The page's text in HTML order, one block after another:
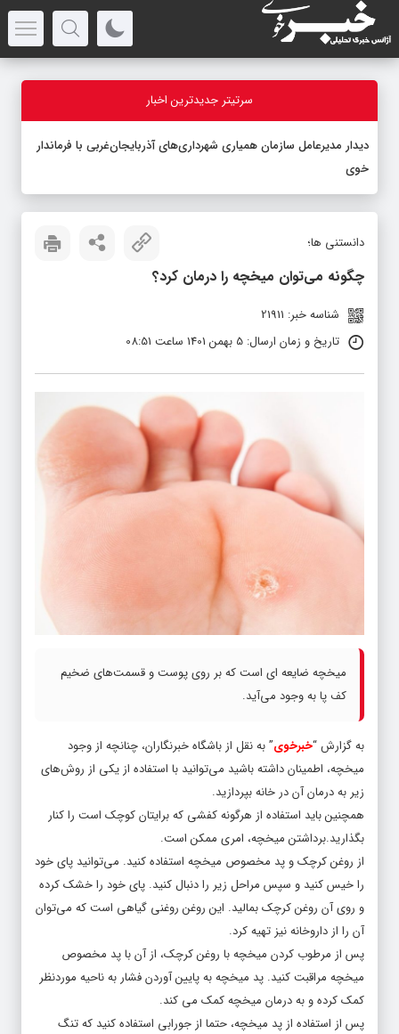
سرتیتر جدیدترین اخبار
دیدار مدیرعامل سازمان همیاری شهرداری‌های آذربایجان‌غربی با فرماندار
خوی
دانستنی ها؛
چگونه می‌توان میخچه را درمان کرد؟
شناسه خبر: 21911
تاریخ و زمان ارسال: 5 بهمن 1401 ساعت 08:51
میخچه ضایعه ای است که بر روی پوست و قسمت‌های ضخیم
کف پا به وجود می‌آید.
به گزارش “خبرخوی” به نقل از باشگاه خبرنگاران، چنانچه از وجود
میخچه، اطمینان داشته باشید می‌توانید با استفاده از یکی از روش‌های
زیر به درمان آن در خانه بپردازید.
همچنین باید استفاده از هرگونه کفشی که برایتان کوچک است را کنار
بگذارید.برداشتن میخچه، امری ممکن است.
از روغن کرچک و پد مخصوص میخچه استفاده کنید. می‌توانید پای خود
را خیس کنید و سپس مراحل زیر را دنبال کنید. پای خود را خشک کرده
و روی آن روغن کرچک بمالید. این روغن روغنی گیاهی است که می‌توان
آن را از داروخانه نیز تهیه کرد.
پس از مرطوب کردن میخچه با روغن کرچک، از آن با پد مخصوص
میخچه مراقبت کنید. پد میخچه به پایین آوردن فشار به ناحیه موردنظر
کمک کرده و به درمان میخچه کمک می کند.
پس از استفاده از پد میخچه، حتما از جورابی استفاده کنید که تنگ